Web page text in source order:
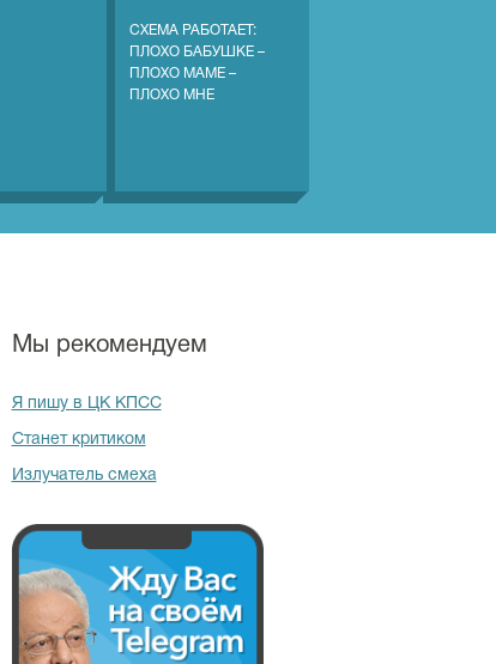
СХЕМА РАБОТАЕТ:
ПЛОХО БАБУШКЕ –
ПЛОХО МАМЕ –
ПЛОХО МНЕ
Мы рекомендуем
Я пишу в ЦК КПСС
Станет критиком
Излучатель смеха